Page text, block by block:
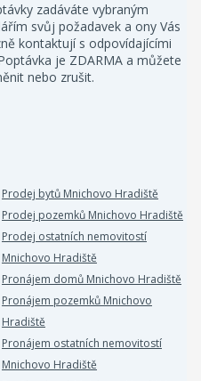
zadáváte vybraným
svůj požadavek a ony Vás
kontaktují s odpovídajícími
je ZDARMA a můžete
nebo zrušit.
Prodej bytů Mnichovo Hradiště
Prodej pozemků Mnichovo Hradiště
Prodej ostatních nemovitostí
Mnichovo Hradiště
Pronájem domů Mnichovo Hradiště
Pronájem pozemků Mnichovo
Hradiště
Pronájem ostatních nemovitostí
Mnichovo Hradiště